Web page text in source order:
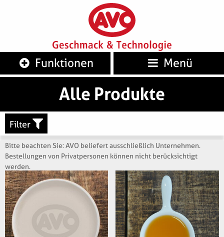
AVO
Funktionen Menü
Alle Produkte
Filter
Bitte beachten Sie: AVO beliefert ausschließlich Unternehmen.
Bestellungen von Privatpersonen können nicht berücksichtigt
werden.
Artikelnummer:
Artikelnummer:
616801